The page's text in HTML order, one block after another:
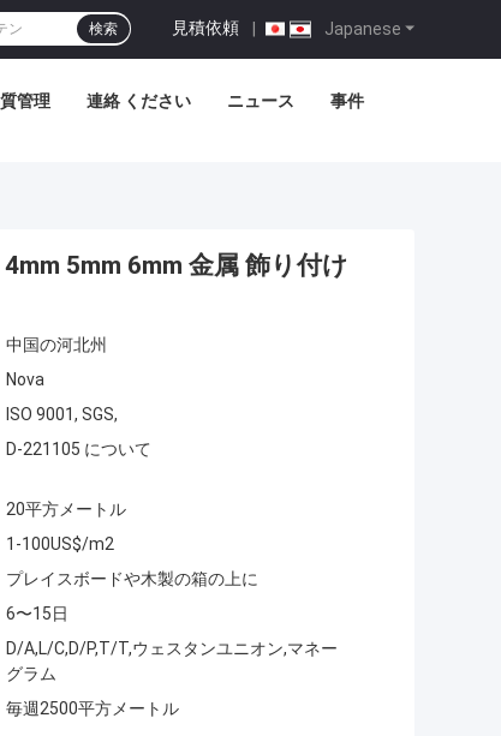
Japanese
見積依頼 |
検索
管理 連絡 ください ニュース 事件
5mm 6mm 金属 飾り付け
中国の河北州
Nova
ISO 9001, SGS,
D-221105 について
20平方メートル
1-100US$/m2
プレイスボードや木製の箱の上に
6〜15日
D/A,L/C,D/P,T/T,ウェスタンユニオン,マネー
グラム
毎週2500平方メートル